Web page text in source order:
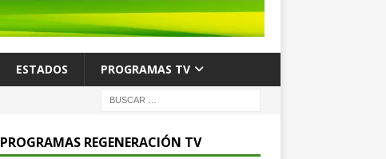
ESTADOS PROGRAMAS TV
PROGRAMAS REGENERACIÓN TV